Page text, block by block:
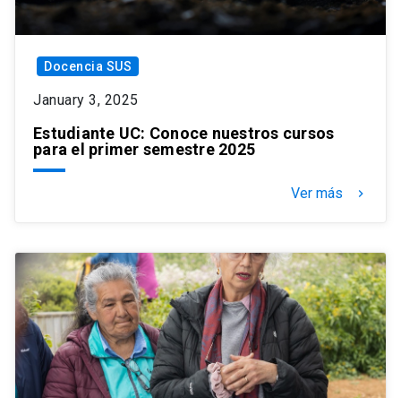
Docencia SUS
January 3, 2025
Estudiante UC: Conoce nuestros cursos
para el primer semestre 2025
Ver más keyboard_arrow_right